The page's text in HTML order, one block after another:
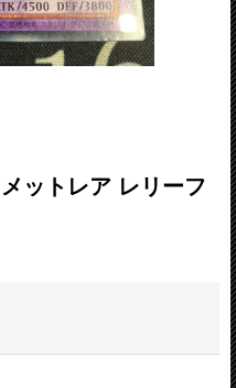
ットレア レリーフ